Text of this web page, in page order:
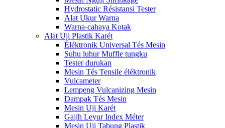
Hydrostatic Résistansi Tester
Alat Ukur Warna
Warna-cahaya Kotak
Alat Uji Plastik Karét
Éléktronik Universal Tés Mesin
Suhu luhur Muffle tungku
Tester durukan
Mesin Tés Tensile éléktronik
Vulcameter
Lempeng Vulcanizing Mesin
Dampak Tés Mesin
Mesin Uji Karét
Gajih Leyur Index Méter
Mesin Uji Tabung Plastik